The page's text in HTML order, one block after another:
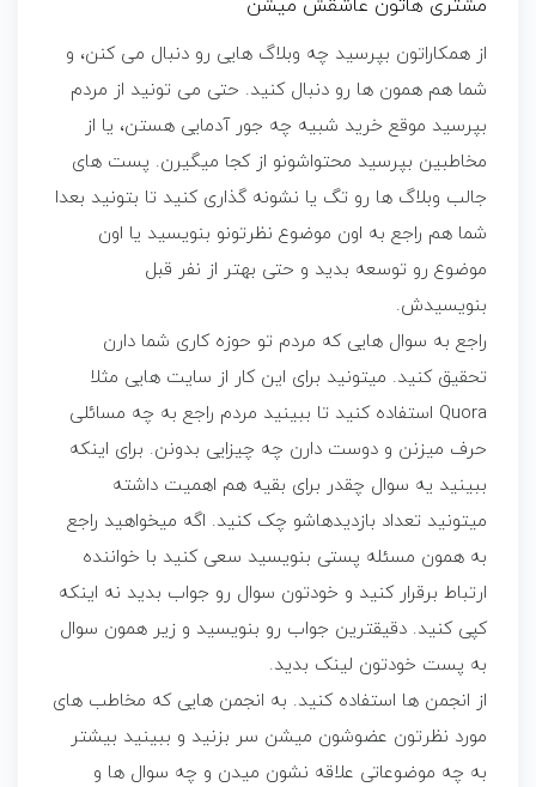
مشتری هاتون عاشقش میشن
از همکاراتون بپرسید چه وبلاگ هایی رو دنبال می کنن، و
شما هم همون ها رو دنبال کنید. حتی می تونید از مردم
بپرسید موقع خرید شبیه چه جور آدمایی هستن، یا از
مخاطبین بپرسید محتواشونو از کجا میگیرن. پست های
جالب وبلاگ ها رو تگ یا نشونه گذاری کنید تا بتونید بعدا
شما هم راجع به اون موضوع نظرتونو بنویسید یا اون
موضوع رو توسعه بدید و حتی بهتر از نفر قبل
بنویسیدش.
راجع به سوال هایی که مردم تو حوزه کاری شما دارن
تحقیق کنید. میتونید برای این کار از سایت هایی مثلا
Quora استفاده کنید تا ببینید مردم راجع به چه مسائلی
حرف میزنن و دوست دارن چه چیزایی بدونن. برای اینکه
ببینید یه سوال چقدر برای بقیه هم اهمیت داشته
میتونید تعداد بازدیدهاشو چک کنید. اگه میخواهید راجع
به همون مسئله پستی بنویسید سعی کنید با خواننده
ارتباط برقرار کنید و خودتون سوال رو جواب بدید نه اینکه
کپی کنید. دقیقترین جواب رو بنویسید و زیر همون سوال
به پست خودتون لینک بدید.
از انجمن ها استفاده کنید. به انجمن هایی که مخاطب های
مورد نظرتون عضوشون میشن سر بزنید و ببینید بیشتر
به چه موضوعاتی علاقه نشون میدن و چه سوال ها و